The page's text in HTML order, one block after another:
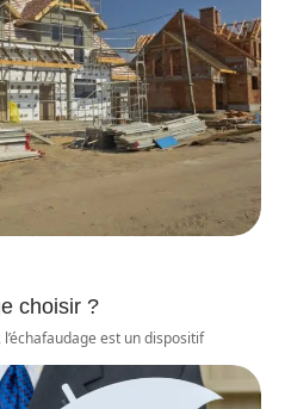
choisir ?
est un dispositif